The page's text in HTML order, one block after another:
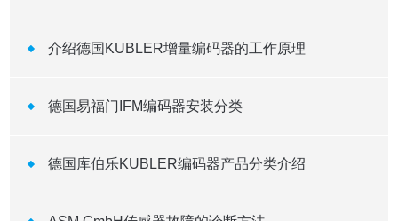
介绍德国KUBLER增量编码器的工作原理 ​
德国易福门IFM编码器安装分类
德国库伯乐KUBLER编码器产品分类介绍